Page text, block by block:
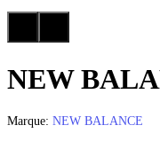
NEW
Marque: NEW BALANCE